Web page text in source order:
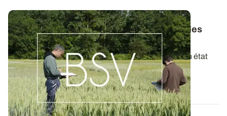
Bulletins de Santé du Végétal - Consultez les
derniers BSV de votre région
Ces bulletins, publiés chaque semaine, dressent un état
des lieux exhaustif des cultures...
19 MAI 2026